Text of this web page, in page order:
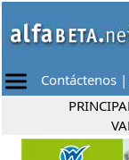
Contáctenos |